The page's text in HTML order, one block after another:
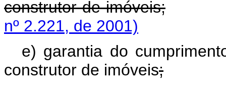
construtor de imóveis;
nº 2.221, de 2001)
e) garantia do
construtor de imóveis;